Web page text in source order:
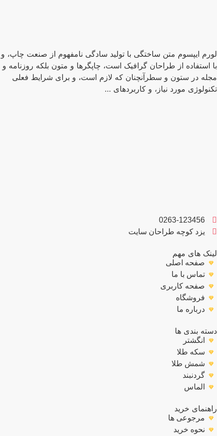
ایپسوم متن ساختگی با تولید سادگی نامفهوم از صنعت چاپ، و
استفاده از طراحان گرافیک است، چاپگرها و متون بلکه روزنامه و
در ستون و سطرآنچنان که لازم است، و برای شرایط فعلی
مورد نیاز، و کاربردهای …
0263-123456
یزد کوچه طراحان سایت
های مهم
صفحه اصلی
تماس با ما
صفحه کاربری
فروشگاه
درباره ما
بندی ها
انگشتر
سکه طلا
شمش طلا
گردنبند
الماس
خرید
مرجوعی ها
نحوه خرید